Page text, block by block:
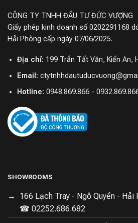
CÔNG TY TNHH ĐẦU TƯ ĐỨC VƯỢNG
Giấy phép kinh doanh số 0202291168
Hải Phòng cấp ngày 07/06/2025.
Địa chỉ: 199 Trần Tất Văn, Kiến An,
Email:
Hotline: 0948.869.866 -
SHOWROOMS
166 Lạch Tray - Ngô Quyền - Hải
☎ 02252.686.682